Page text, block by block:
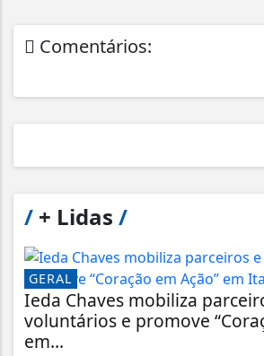
Comentários:
/ + Lidas /
GERAL
Ieda Chaves mobiliza
voluntários e promove
em...